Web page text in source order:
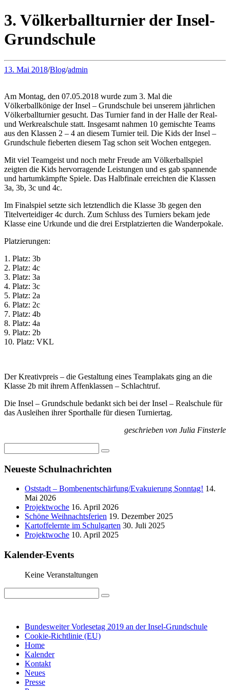
3. Völkerballturnier der Insel-
Grundschule
13. Mai 2018/Blog/admin
Am Montag, den 07.05.2018 wurde zum 3. Mal die
Völkerballkönige der Insel – Grundschule bei unserem jährlichen
Völkerballturnier gesucht. Das Turnier fand in der Halle der Real-
und Werkrealschule statt. Insgesamt nahmen 10 gemischte Teams
aus den Klassen 2 – 4 an diesem Turnier teil. Die Kids der Insel –
Grundschule fieberten diesem Tag schon seit Wochen entgegen.
Mit viel Teamgeist und noch mehr Freude am Völkerballspiel
zeigten die Kids hervorragende Leistungen und es gab spannende
und hartumkämpfte Spiele. Das Halbfinale erreichten die Klassen
3a, 3b, 3c und 4c.
Im Finalspiel setzte sich letztendlich die Klasse 3b gegen den
Titelverteidiger 4c durch. Zum Schluss des Turniers bekam jede
Klasse eine Urkunde und die drei Erstplatzierten die Wanderpokale.
Platzierungen:
1. Platz: 3b
2. Platz: 4c
3. Platz: 3a
4. Platz: 3c
5. Platz: 2a
6. Platz: 2c
7. Platz: 4b
8. Platz: 4a
9. Platz: 2b
10. Platz: VKL
Der Kreativpreis – die Gestaltung eines Teamplakats ging an die
Klasse 2b mit ihrem Affenklassen – Schlachtruf.
Die Insel – Grundschule bedankt sich bei der Insel – Realschule für
das Ausleihen ihrer Sporthalle für diesen Turniertag.
geschrieben von Julia Finsterle
Neueste Schulnachrichten
Oststadt – Bombenentschärfung/Evakuierung Sonntag! 14.
Mai 2026
Projektwoche 16. April 2026
Schöne Weihnachtsferien 19. Dezember 2025
Kartoffelernte im Schulgarten 30. Juli 2025
Projektwoche 10. April 2025
Kalender-Events
Keine Veranstaltungen
Bundesweiter Vorlesetag 2019 an der Insel-Grundschule
Cookie-Richtlinie (EU)
Home
Kalender
Kontakt
Neues
Presse